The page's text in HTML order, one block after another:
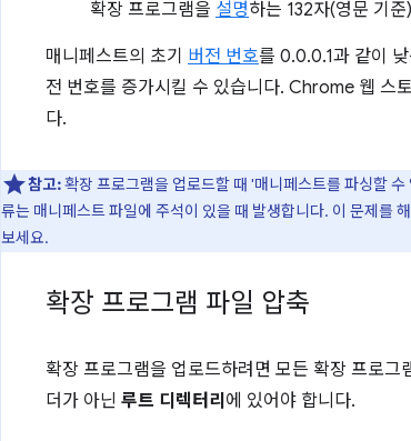
확장 프로그램을 설명하는 132자(영문 기
매니페스트의 초기 버전 번호를 0.0.0.1과 같이
전 번호를 증가시킬 수 있습니다. Chrome 웹 스
다.
참고:확장 프로그램을 업로드할 때 '매니페스트를 파싱할
류는 매니페스트 파일에 주석이 있을 때 발생합니다. 이 문제를
보세요.
확장 프로그램 파일 압축
확장 프로그램을 업로드하려면 모든 확장 프로
더가 아닌 루트 디렉터리 에 있어야 합니다.